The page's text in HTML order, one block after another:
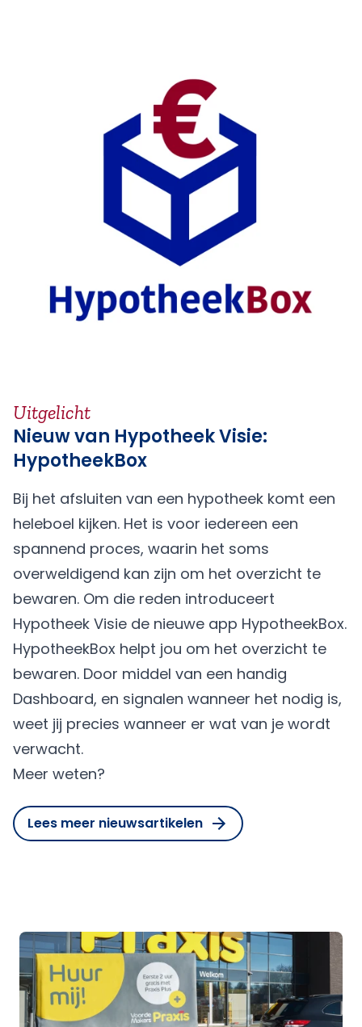
Uitgelicht
Nieuw van Hypotheek Visie:
HypotheekBox
Bij het afsluiten van een hypotheek komt een
heleboel kijken. Het is voor iedereen een
spannend proces, waarin het soms
overweldigend kan zijn om het overzicht te
bewaren. Om die reden introduceert
Hypotheek Visie de nieuwe app HypotheekBox.
HypotheekBox helpt jou om het overzicht te
bewaren. Door middel van een handig
Dashboard, en signalen wanneer het nodig is,
weet jij precies wanneer er wat van je wordt
verwacht.
Meer weten?
Lees meer nieuwsartikelen